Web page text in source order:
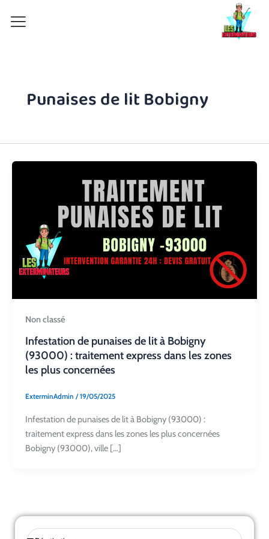
Punaises de lit Bobigny
Non classé
Infestation de punaises de lit à Bobigny
(93000) : traitement express dans les zones
les plus concernées
ExterminAdmin /19/05/2025
Infestation de punaises de lit à Bobigny (93000) :
traitement express dans les zones les plus concernées
Bobigny (93000), ville […]